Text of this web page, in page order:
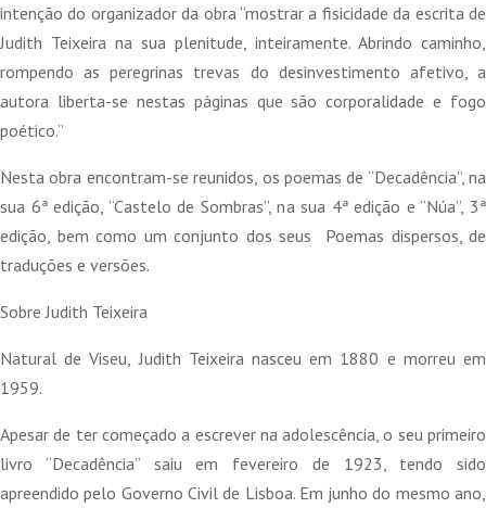
intenção do organizador da obra “mostrar a fisicidade da escrita de
Judith Teixeira na sua plenitude, inteiramente. Abrindo caminho,
rompendo as peregrinas trevas do desinvestimento afetivo, a
autora liberta-se nestas páginas que são corporalidade e fogo
poético.”
Nesta obra encontram-se reunidos, os poemas de “Decadência”, na
sua 6ª edição, “Castelo de Sombras”, na sua 4ª edição e “Núa”, 3ª
edição, bem como um conjunto dos seus Poemas dispersos, de
traduções e versões.
Sobre Judith Teixeira
Natural de Viseu, Judith Teixeira nasceu em 1880 e morreu em
1959.
Apesar de ter começado a escrever na adolescência, o seu primeiro
livro “Decadência” saiu em fevereiro de 1923, tendo sido
apreendido pelo Governo Civil de Lisboa. Em junho do mesmo ano,